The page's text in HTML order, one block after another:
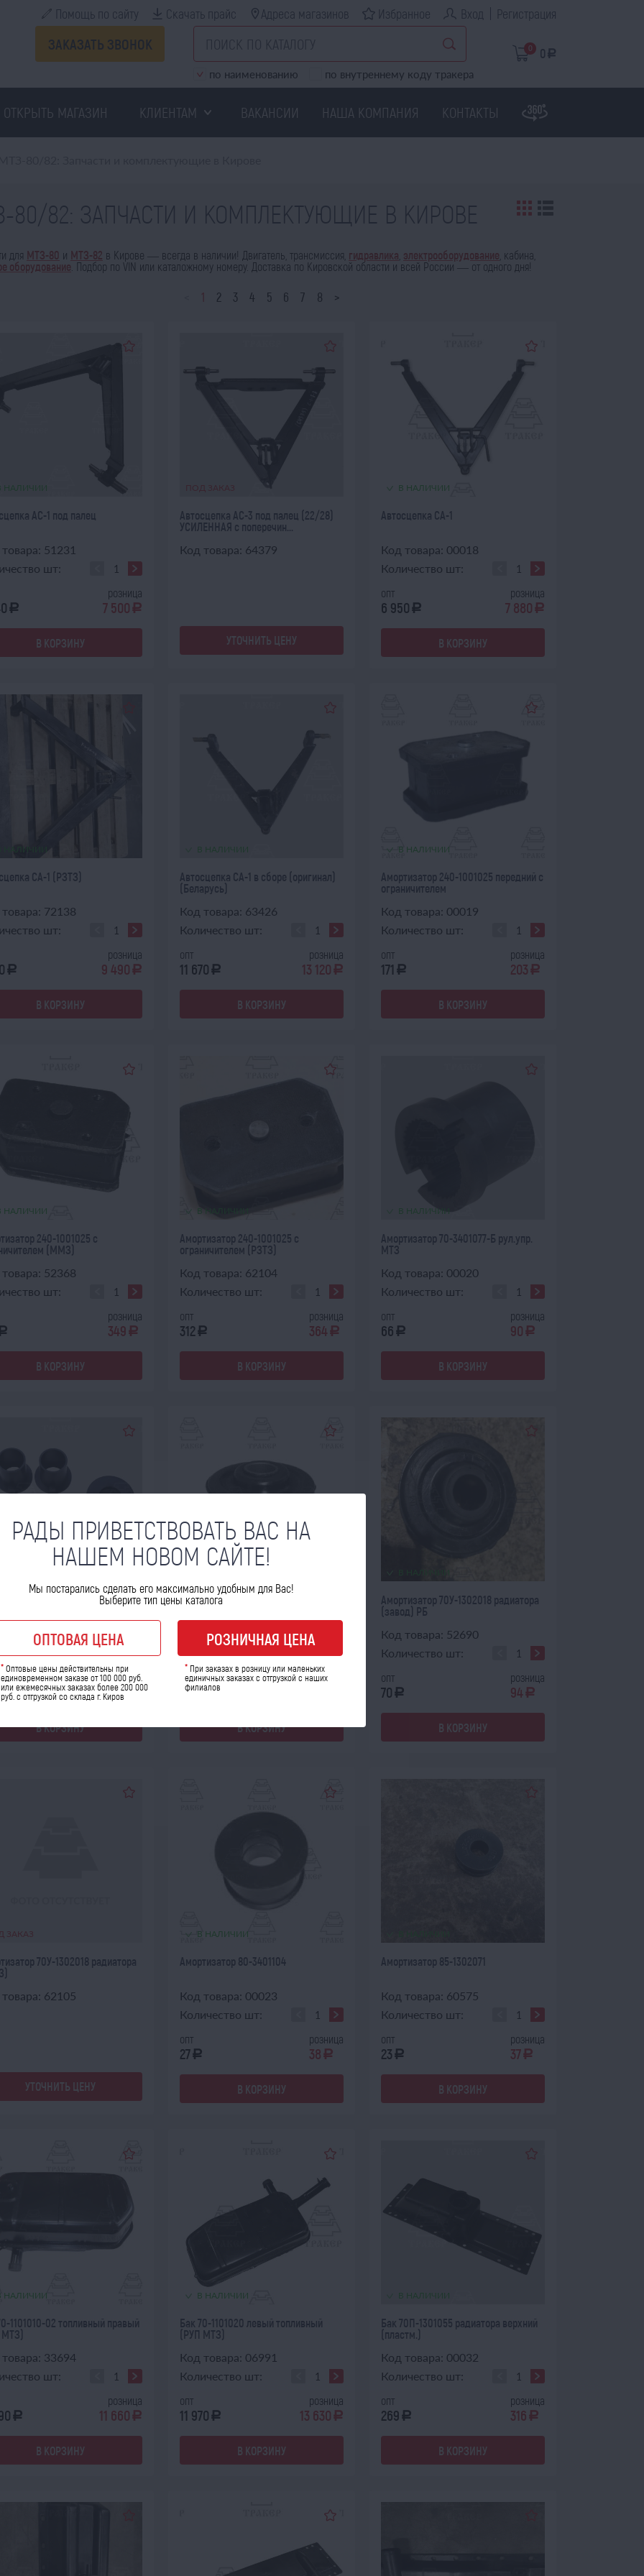
Помощь по сайту Скачать прайс Адреса магазинов Избранное Вход Регистрация
ЗАКАЗАТЬ ЗВОНОК
по наименованию по внутреннему коду тракера
0 0 a
ОТКРЫТЬ МАГАЗИН КЛИЕНТАМ ВАКАНСИИ НАША КОМПАНИЯ КОНТАКТЫ
80/82: ЗАПЧАСТИ И КОМПЛЕКТУЮЩИЕ В КИРОВЕ
для МТЗ-80 и МТЗ-82 в Кирове — всегда в наличии! Двигатель, трансмиссия, гидравлика электрооборудование , кабина,
оборудование . Подбор по VIN или каталожному номеру. Доставка по Кировской области и всей России — от одного дня!
1 2 3 4 5 6 7 8 >
НАЛИЧИИ
АС-1 под палец
51231
шт:
a
розница
7 500 a
В КОРЗИНУ
Автосцепка АС-3 под палец (22/28)
УСИЛЕННАЯ с поперечин...
Код товара: 64379
УТОЧНИТЬ ЦЕНУ
В НАЛИЧИИ
Автосцепка СА-1
Код товара: 00018
Количество шт:
опт
6 950 a
розница
7 880 a
В КОРЗИНУ
СА-1 (РЗТЗ)
72138
шт:
a
розница
9 490 a
В КОРЗИНУ
В НАЛИЧИИ
Автосцепка СА-1 в сборе (оригинал)
(Беларусь)
Код товара: 63426
Количество шт:
опт
11 670 a
розница
13 120 a
В КОРЗИНУ
В НАЛИЧИИ
Амортизатор 240-1001025 передний с
ограничителем
Код товара: 00019
Количество шт:
опт
171 a
розница
203 a
В КОРЗИНУ
НАЛИЧИИ
240-1001025 с
(ММЗ)
52368
шт:
розница
349 a
В КОРЗИНУ
В НАЛИЧИИ
Амортизатор 240-1001025 с
ограничителем (РЗТЗ)
Код товара: 62104
Количество шт:
опт
312a
розница
364 a
В КОРЗИНУ
В НАЛИЧИИ
Амортизатор 70-3401077-Б рул.упр.
МТЗ
Код товара: 00020
Количество шт:
опт
66 a
розница
90 a
В КОРЗИНУ
70-3401077-Б+70-
товара: 71214
компл:
a
розница
257a
В КОРЗИНУ
Амортизатор 70У-1302018 радиатора
Код товара: 00021
Количество шт:
опт
36a
розница
В КОРЗИНУ
Амортизатор 70У-1302018 радиатора
(завод) РБ
Код товара: 52690
Количество шт:
опт
70 a
розница
94 a
В КОРЗИНУ
ЗАКАЗ
70У-1302018 радиатора
62105
УТОЧНИТЬ ЦЕНУ
В НАЛИЧИИ
Амортизатор 80-3401104
Код товара: 00023
Количество шт:
опт
27a
розница
38 a
В КОРЗИНУ
Амортизатор 85-1302071
Код товара: 60575
Количество шт:
опт
23 a
розница
37a
В КОРЗИНУ
НАЛИЧИИ
1101010-02 топливный правый
33694
шт:
a
розница
11 660 a
В КОРЗИНУ
В НАЛИЧИИ
Бак 70-1101020 левый топливный
(РУП МТЗ)
Код товара: 06991
Количество шт:
опт
11 970 a
розница
13 630 a
В КОРЗИНУ
В НАЛИЧИИ
Бак 70П-1301055 радиатора верхний
(пластм.)
Код товара: 00032
Количество шт:
опт
269 a
розница
316 a
В КОРЗИНУ
РАДЫ ПРИВЕТСТВОВАТЬ ВАС НА
НАШЕМ НОВОМ САЙТЕ!
Мы постарались сделать его максимально удобным для Вас!
Выберите тип цены каталога
ОПТОВАЯ ЦЕНА
*Оптовые цены действительны при
единовременном заказе от 100 000 руб.
или ежемесячных заказах более 200 000
руб. с отгрузкой со склада г. Киров
РОЗНИЧНАЯ ЦЕНА
* При заказах в розницу или маленьких
единичных заказах с отгрузкой с наших
филиалов